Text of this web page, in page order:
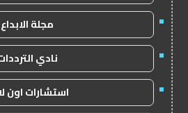
مجلة الابداع
نادي
استشارات اون